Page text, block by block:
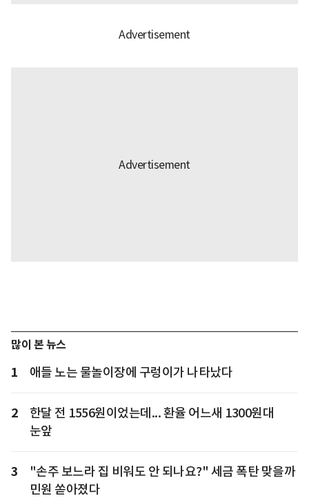
많이 본 뉴스
1 애들 노는 물놀이장에 구렁이가 나타났다
2
한달 전 1556원이었는데... 환율 어느새 1300원대
눈앞
3
"손주 보느라 집 비워도 안 되나요?" 세금 폭탄 맞을까
민원 쏟아졌다